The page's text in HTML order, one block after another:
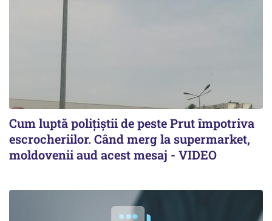
Cum luptă polițiștii de peste Prut împotriva
escrocheriilor. Când merg la supermarket,
moldovenii aud acest mesaj - VIDEO